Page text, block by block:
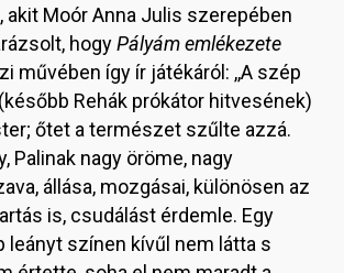
akit Moór Anna Julis szerepében
hogyPályám emlékezete
művében így ír játékáról: ,,A szép
Rehák prókátor hitvesének)
őtet a természet szűlte azzá.
Palinak nagy öröme, nagy
állása, mozgásai, különösen az
is, csudálást érdemle. Egy
leányt színen kívűl nem látta s